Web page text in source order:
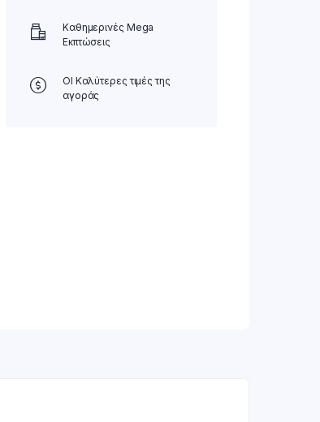
Καθημερινές Mega
Εκπτώσεις
ΟΙ Καλύτερες τιμές της
αγοράς